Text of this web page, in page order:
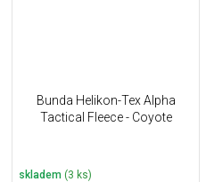
Bunda Helikon-Tex Alpha
Tactical Fleece - Coyote
skladem (3 ks)